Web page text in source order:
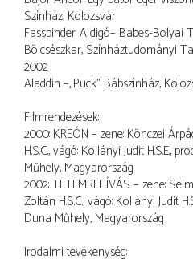
Színház, Kolozsvár
Fassbinder: A digó– Babes-Bolyai
Bölcsészkar, Színháztudományi
2002
Aladdin –„Puck” Bábszínház,
Filmrendezések:
2000: KREÓN – zene: Könczei
H.S.C., vágó: Kollányi Judit H.S.E.,
Műhely, Magyarország
2002: TETEMREHÍVÁS – zene:
Zoltán H.S.C., vágó: Kollányi Judit
Duna Műhely, Magyarország
Irodalmi tevékenység: